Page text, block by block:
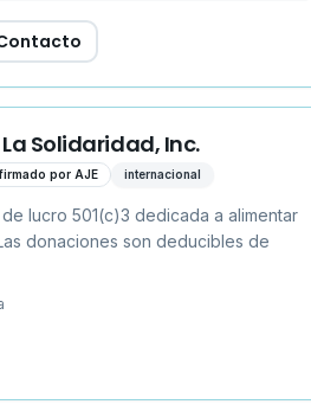
Solidaridad, Inc.
por AJE internacional
lucro 501(c)3 dedicada a alimentar
donaciones son deducibles de